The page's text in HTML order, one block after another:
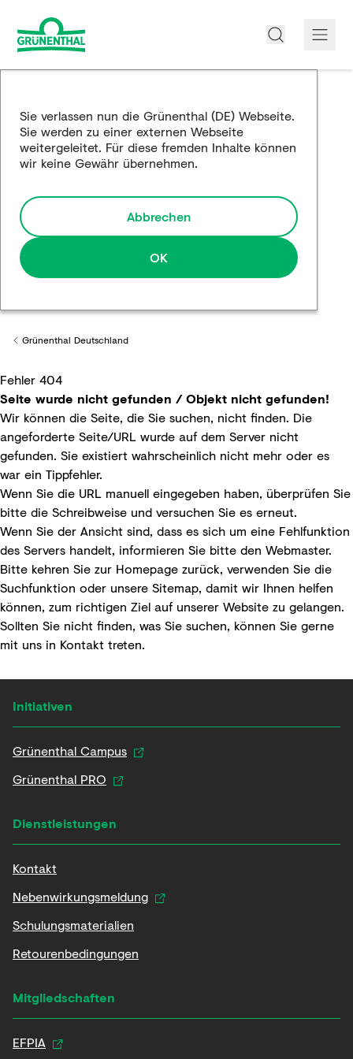
Produkte
Edukation
Forschung und Entwicklung
Partnerschaften
Sie verlassen nun die Grünenthal (DE) Webseite.
Sie werden zu einer externen Webseite
weitergeleitet. Für diese fremden Inhalte können
wir keine Gewähr übernehmen.
Abbrechen
OK
Back to
Grünenthal Deutschland
Fehler 404
Seite wurde nicht gefunden / Objekt nicht gefunden!
Wir können die Seite, die Sie suchen, nicht finden. Die
angeforderte Seite/URL wurde auf dem Server nicht
gefunden. Sie existiert wahrscheinlich nicht mehr oder es
war ein Tippfehler.
Wenn Sie die URL manuell eingegeben haben, überprüfen Sie
bitte die Schreibweise und versuchen Sie es erneut.
Wenn Sie der Ansicht sind, dass es sich um eine Fehlfunktion
des Servers handelt, informieren Sie bitte den Webmaster.
Bitte kehren Sie zur Homepage zurück, verwenden Sie die
Suchfunktion oder unsere Sitemap, damit wir Ihnen helfen
können, zum richtigen Ziel auf unserer Website zu gelangen.
Sollten Sie nicht finden, was Sie suchen, können Sie gerne
mit uns in Kontakt treten.
Initiativen
Grünenthal Campus
Grünenthal PRO
Dienstleistungen
Kontakt
Nebenwirkungsmeldung
Schulungsmaterialien
Retourenbedingungen
Mitgliedschaften
EFPIA